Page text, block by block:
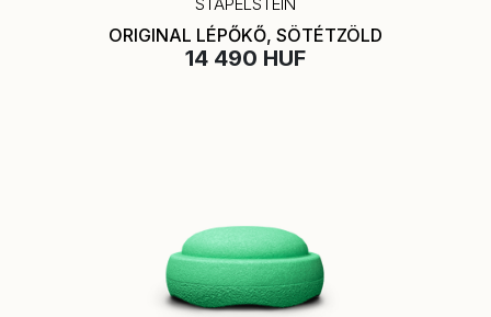
ORIGINAL LÉPŐKŐ, SÖTÉTZÖLD
14 490 HUF